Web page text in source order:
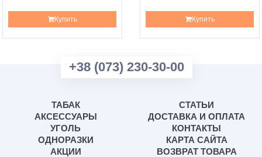
Купить Купить
+38 (073) 230-30-00
ТАБАК
АКСЕССУАРЫ
УГОЛЬ
ОДНОРАЗКИ
АКЦИИ
СТАТЬИ
ДОСТАВКА И ОПЛАТА
КОНТАКТЫ
КАРТА САЙТА
ВОЗВРАТ ТОВАРА